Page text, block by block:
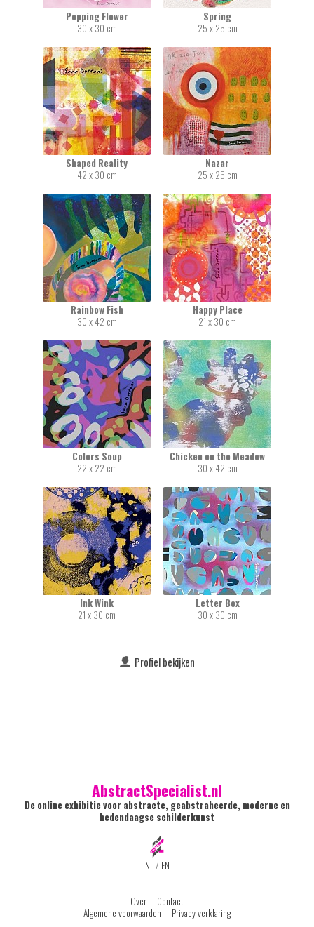
Popping Flower
30 x 30 cm
Spring
25 x 25 cm
Shaped Reality
42 x 30 cm
Nazar
25 x 25 cm
Rainbow Fish
30 x 42 cm
Happy Place
21 x 30 cm
Colors Soup
22 x 22 cm
Chicken on the Meadow
30 x 42 cm
Ink Wink
21 x 30 cm
Letter Box
30 x 30 cm
Profiel bekijken
AbstractSpecialist.nl
De online exhibitie voor abstracte, geabstraheerde, moderne en
hedendaagse schilderkunst
NL/ EN
Over
Contact
Algemene voorwaarden
Privacy verklaring